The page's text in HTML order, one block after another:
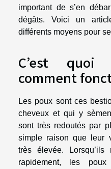
important de s’en
dégâts. Voici un
différents moyens pour
C’est
comment
Les poux sont ces
cheveux et qui y
sont très redoutés par
simple raison que leur
très élevée.
rapidement, les